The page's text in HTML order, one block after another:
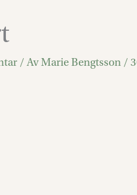
/ AvMarie Bengtsson /